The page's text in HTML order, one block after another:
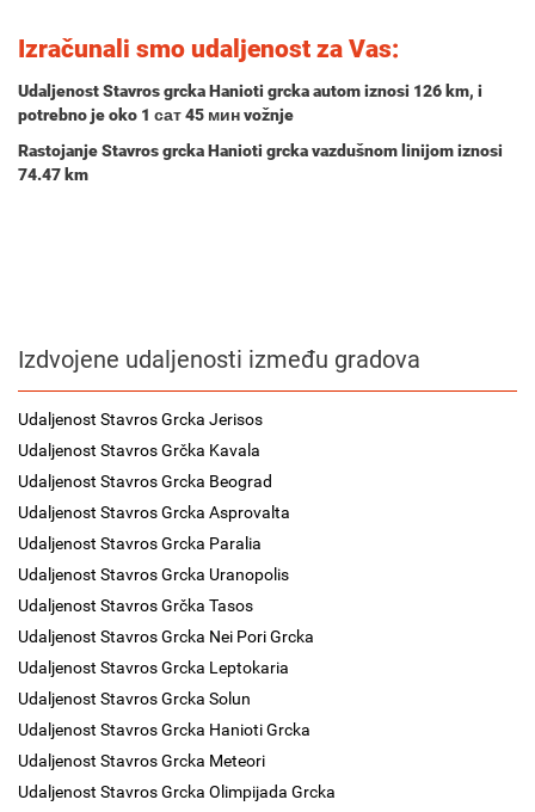
Izračunali smo udaljenost za Vas:
Udaljenost Stavros grcka Hanioti grcka autom iznosi 126 km, i
potrebno je oko 1 сат 45 минvožnje
Rastojanje Stavros grcka Hanioti grcka vazdušnom linijom iznosi
74.47 km
Izdvojene udaljenosti između gradova
Udaljenost Stavros Grcka Jerisos
Udaljenost Stavros Grčka Kavala
Udaljenost Stavros Grcka Beograd
Udaljenost Stavros Grcka Asprovalta
Udaljenost Stavros Grcka Paralia
Udaljenost Stavros Grcka Uranopolis
Udaljenost Stavros Grčka Tasos
Udaljenost Stavros Grcka Nei Pori Grcka
Udaljenost Stavros Grcka Leptokaria
Udaljenost Stavros Grcka Solun
Udaljenost Stavros Grcka Hanioti Grcka
Udaljenost Stavros Grcka Meteori
Udaljenost Stavros Grcka Olimpijada Grcka